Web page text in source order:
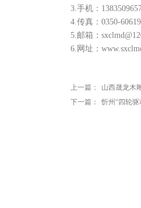
3.手机：
4.传真：0350-
5.邮箱：
6.网址：
上一篇：
山西晟龙木
下一篇：
忻州“四轮